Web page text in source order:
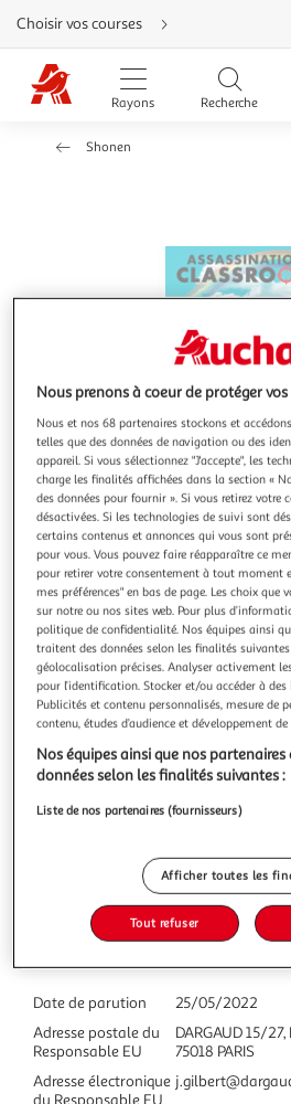
Aller
directement
au
contenu
Aller
directement
Aller
Choisir vos courses
Rayons Recherche
Shonen
ASSASSINATION CLASSROOM
Les élèves de la alte E sont
Mais deux ennemis nourris d'une
rapprochent. Quelle sera l'issue
quel avenir attend les élèves
DARGAUDDate de parution : 04/
: 184Dimensions : 17.
En savoir +
Vous voulez connaître le
Afficher le
Caractéristiques
Date de parution
25/05/2022
Adresse postale du
Responsable EU
DARGAUD 15/27,
75018 PARIS
Adresse électronique
du Responsable EU
Nous prenons à coeur de protéger
Nous et nos 68 partenaires stockons et
telles que des données de navigation ou des
appareil. Si vous sélectionnez "J'accepte", les
charge les finalités affichées dans la section «
des données pour fournir ». Si vous retirez votre
désactivées. Si les technologies de suivi sont
certains contenus et annonces qui vous sont
pour vous. Vous pouvez faire réapparaître ce
pour retirer votre consentement à tout moment
mes préférences" en bas de page. Les choix
sur notre ou nos sites web. Pour plus
politique de confidentialité. Nos équipes ainsi
traitent des données selon les finalités
géolocalisation précises. Analyser activement
pour l’identification. Stocker et/ou accéder à
Publicités et contenu personnalisés, mesure de
contenu, études d’audience et développement de
Nos équipes ainsi que nos
données selon les finalités suivantes :
Liste de nos partenaires (fournisseurs)
Afficher toutes les
Tout refuser